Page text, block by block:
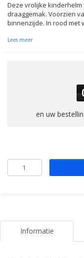
Deze vrolijke kinderhelm
draaggemak. Voorzien
binnenzijde. In rood met
Lees meer
en uw
Informatie